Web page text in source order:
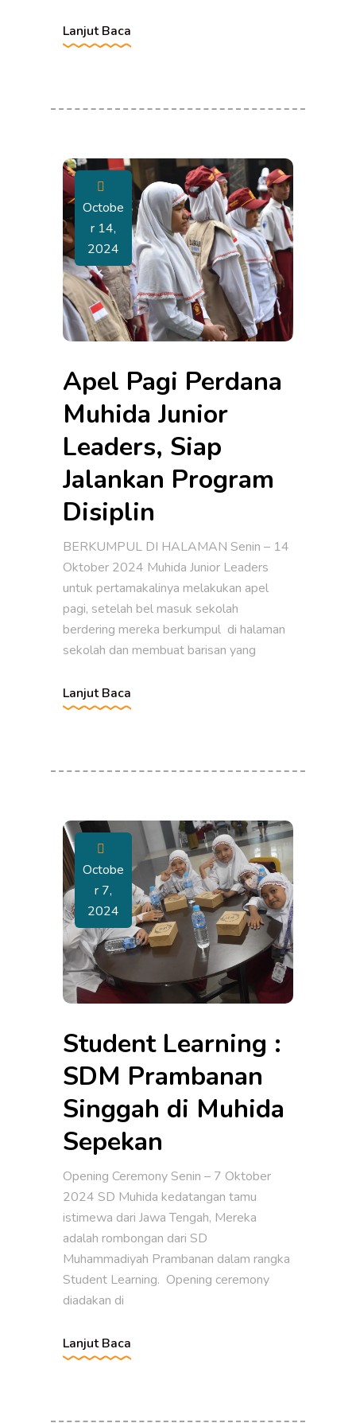
Lanjut Baca
Octobe
R 14,
2024
Apel Pagi Perdana
Muhida Junior
Leaders, Siap
Jalankan Program
Disiplin
BERKUMPUL DI HALAMAN Senin – 14
Oktober 2024 Muhida Junior Leaders
untuk pertamakalinya melakukan apel
pagi, setelah bel masuk sekolah
berdering mereka berkumpul di halaman
sekolah dan membuat barisan yang
Lanjut Baca
Octobe
R 7,
2024
Student Learning :
SDM Prambanan
Singgah di Muhida
Sepekan
Opening Ceremony Senin – 7 Oktober
2024 SD Muhida kedatangan tamu
istimewa dari Jawa Tengah, Mereka
adalah rombongan dari SD
Muhammadiyah Prambanan dalam rangka
Student Learning. Opening ceremony
diadakan di
Lanjut Baca